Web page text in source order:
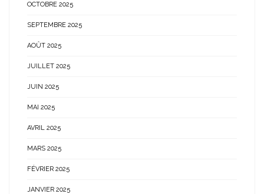
OCTOBRE 2025
SEPTEMBRE 2025
AOÛT 2025
JUILLET 2025
JUIN 2025
MAI 2025
AVRIL 2025
MARS 2025
FÉVRIER 2025
JANVIER 2025